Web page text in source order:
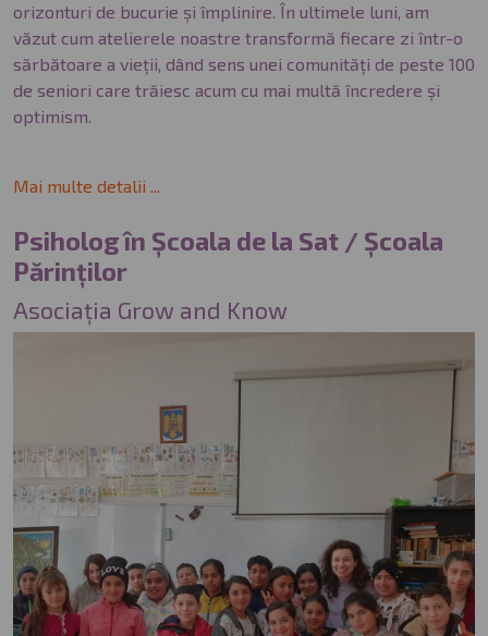
orizonturi de bucurie și împlinire. În ultimele luni, am
văzut cum atelierele noastre transformă fiecare zi într-o
sărbătoare a vieții, dând sens unei comunități de peste 100
de seniori care trăiesc acum cu mai multă încredere și
optimism.
Mai multe detalii ...
Psiholog în Școala de la Sat / Școala
Părinților
Asociația Grow and Know